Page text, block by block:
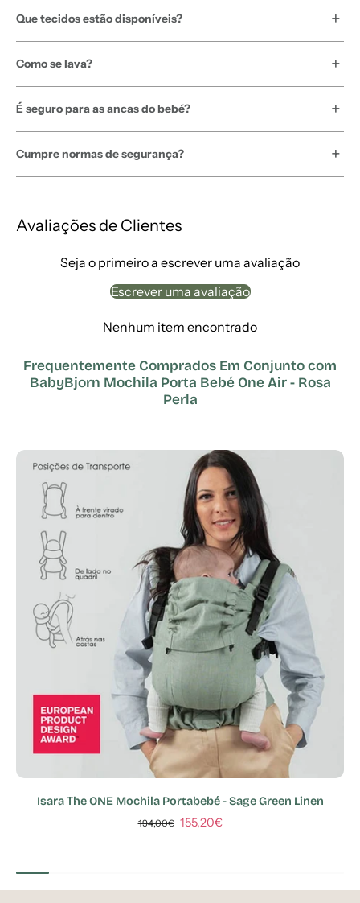
Que tecidos estão disponíveis?
Como se lava?
É seguro para as ancas do bebé?
Cumpre normas de segurança?
Avaliações de Clientes
Seja o primeiro a escrever uma avaliação
Escrever uma avaliação
Nenhum item encontrado
Frequentemente Comprados Em Conjunto com
BabyBjorn Mochila Porta Bebé One Air - Rosa
Perla
Isara The ONE Mochila Portabebé - Sage Green Linen
194,00€ 155,20€